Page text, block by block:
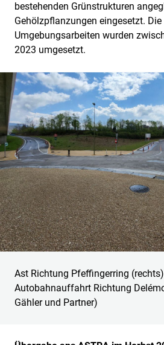
bestehenden Grünstrukturen
Gehölzpflanzungen eingesetzt.
Umgebungsarbeiten wurden
2023 umgesetzt.
Ast Richtung Pfeffingerring
Autobahnauffahrt Richtung
Gähler und Partner)